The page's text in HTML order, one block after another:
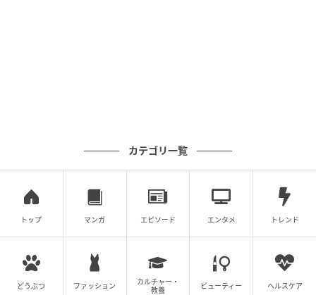
カテゴリ一覧
トップ マンガ エピソード エンタメ トレンド
どうぶつ ファッション
カルチャー・
教養
ビューティー ヘルスケア